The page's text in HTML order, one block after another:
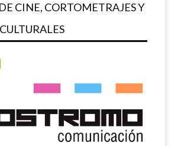
CINE, CORTOMETRAJES Y